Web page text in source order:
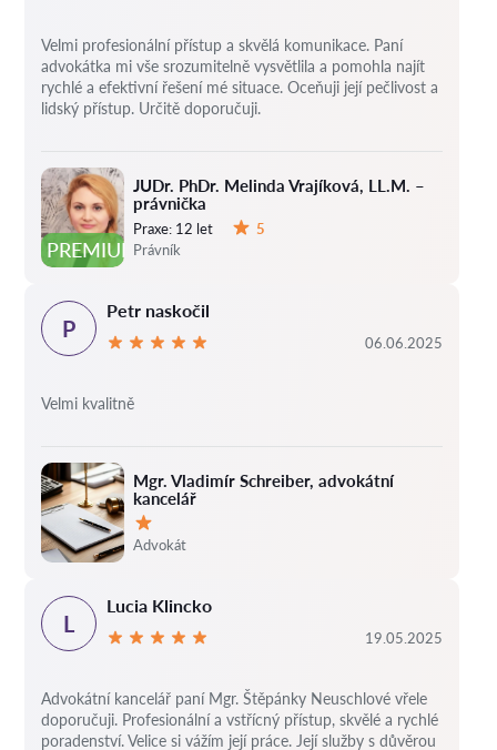
PREMIUM
JUDr. PhDr. Melinda Vrajíková, LL.M. –
právnička
Praxe: 12 let
5
Právník
Velmi profesionální přístup a skvělá komunikace. Paní
advokátka mi vše srozumitelně vysvětlila a pomohla najít
rychlé a efektivní řešení mé situace. Oceňuji její pečlivost a
lidský přístup. Určitě doporučuji.
Mgr. Vladimír Schreiber, advokátní
kancelář
Hodnocení:
Advokát
P
Petr naskočil
06.06.2025
Velmi kvalitně
L
Lucia Klincko
19.05.2025
Advokátní kancelář paní Mgr. Štěpánky Neuschlové vřele
doporučuji. Profesionální a vstřícný přístup, skvělé a rychlé
poradenství. Velice si vážím její práce. Její služby s důvěrou